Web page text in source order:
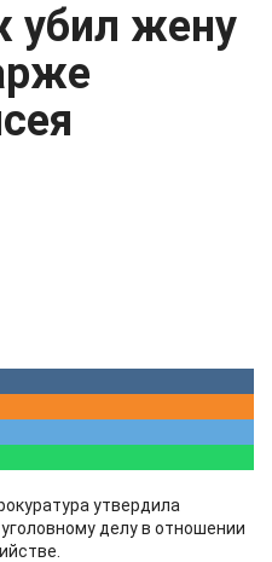
жену
утвердила
делу в отношении